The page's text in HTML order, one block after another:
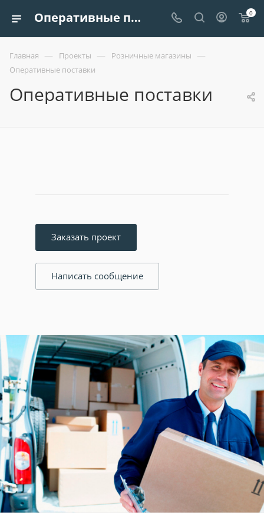
Оперативные поставки - Розничные магазины - Европроект Трейдинг ООО 0
Главная — Проекты — Розничные магазины —
Оперативные поставки
Оперативные поставки
Заказать проект
Написать сообщение